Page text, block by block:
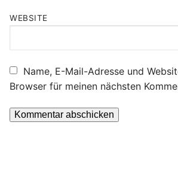
WEBSITE
Name, E-Mail-Adresse und
Browser für meinen nächsten